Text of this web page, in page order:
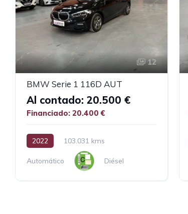
12
BMW Serie 1 116D AUT
Al contado: 20.500 €
Financiado: 20.400 €
2022 103.031 kms
Automático Diésel